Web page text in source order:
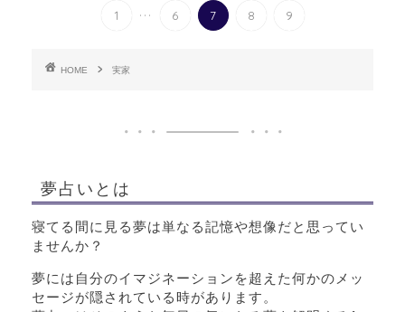
1 ... 6 7 8 9
HOME 実家
夢占いとは
寝てる間に見る夢は単なる記憶や想像だと思ってい
ませんか？
夢には自分のイマジネーションを超えた何かのメッ
セージが隠されている時があります。